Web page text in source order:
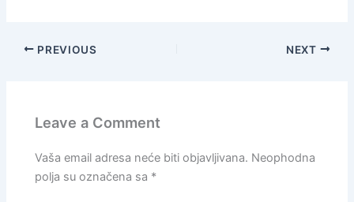
PREVIOUS NEXT
Leave a Comment
Vaša email adresa neće biti objavljivana. Neophodna
polja su označena sa *